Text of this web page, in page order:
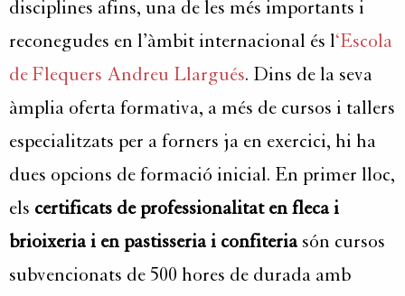
disciplines afins, una de les més importants i
reconegudes en l’àmbit internacional és l‘Escola
de Flequers Andreu Llargués. Dins de la seva
àmplia oferta formativa, a més de cursos i tallers
especialitzats per a forners ja en exercici, hi ha
dues opcions de formació inicial. En primer lloc,
els certificats de professionalitat en fleca i
brioixeria i en pastisseria i confiteria són cursos
subvencionats de 500 hores de durada amb